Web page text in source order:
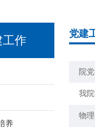
工作
养
党建
院
我
物